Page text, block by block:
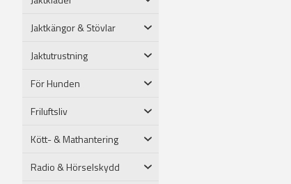
Jaktkängor & Stövlar
Jaktutrustning
För Hunden
Friluftsliv
Kött- & Mathantering
Radio & Hörselskydd